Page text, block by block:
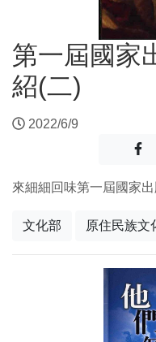
第一屆國家
紹(二)
2022/6/9
分
來細細回味第一屆國家
文化部 原住民族文